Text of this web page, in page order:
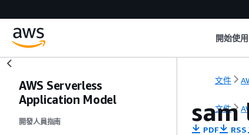
開始使用
AWS Serverless
Application Model
開發人員指南
文件
文件
sam
PDF RSS